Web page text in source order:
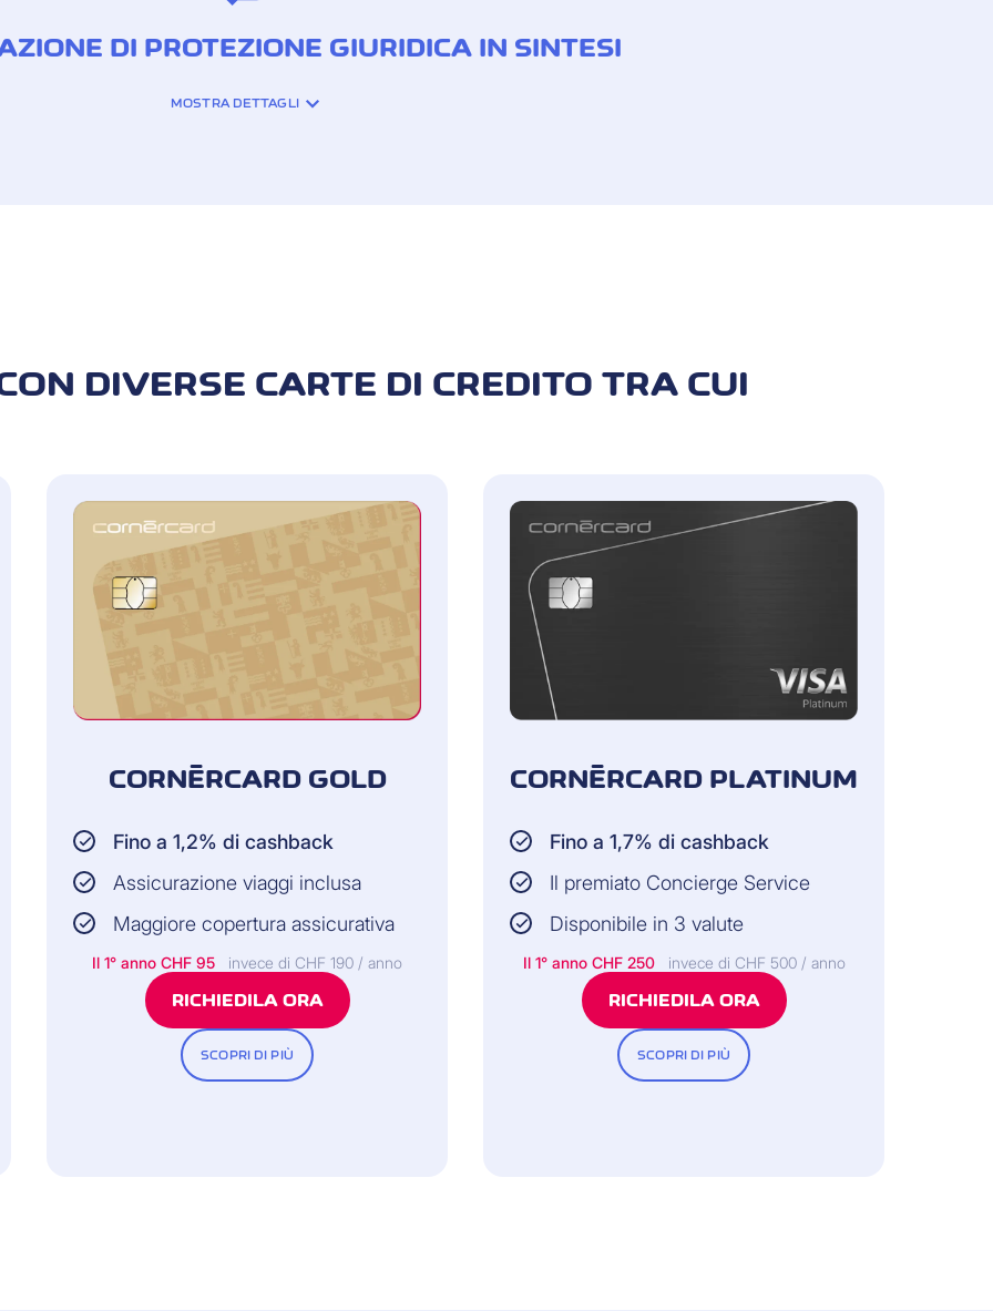
DI PROTEZIONE GIURIDICA IN SINTESI
la carta
Persone che vivono permanentemente nella stessa
economia domestica del titolare della carta, in qualità di
giuridiche vincolanti sono contenute nelle
Condizioni Generali d’Assicurazione.
MOSTRA DETTAGLI
DIVERSE CARTE DI CREDITO TRA CUI
CORNÈRCARD GOLD
Fino a 1,2% di cashback
Assicurazione viaggi inclusa
Maggiore copertura assicurativa
Il 1° anno CHF 95 invece di CHF 190 / anno
RICHIEDILA ORA
SCOPRI DI PIÙ
CORNÈRCARD PLATINUM
Fino a 1,7% di cashback
Il premiato Concierge Service
Disponibile in 3 valute
Il 1° anno CHF 250 invece di CHF 500 / anno
RICHIEDILA ORA
SCOPRI DI PIÙ